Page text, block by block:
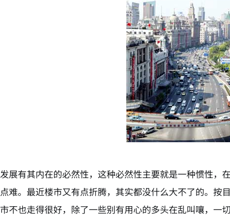
展有其内在的必然性，这种必然性主要就是一种惯性，
难。最近楼市又有点折腾，其实都没什么大不了的。按
不也走得很好，除了一些别有用心的多头在乱叫嚷，一切